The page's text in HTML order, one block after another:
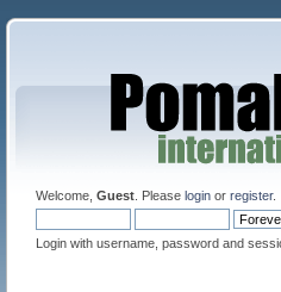
Welcome, Guest. Please loginor register.
Login with username, password and